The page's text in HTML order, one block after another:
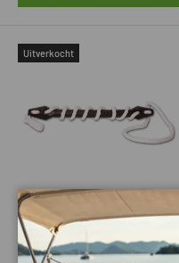
Uitverkocht
Hollex
Hollex landvastveer tbv touw